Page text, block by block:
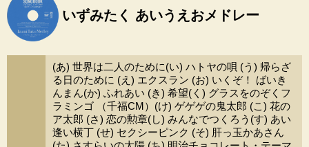
いずみたく あいうえおメドレー
(あ) 世界は二人のために(い) ハトヤの唄 (う) 帰らざ
る日のために (え) エクスラン (お) いくぞ！ ばいき
んまん(か) ふれあい (き) 希望(く) グラスをのぞくフ
ラミンゴ （千福CM）(け) ゲゲゲの鬼太郎 (こ) 花の
ア太郎 (さ) 恋の勲章(し) みんなでつくろう(す) あい
逢い横丁 (せ) セクシーピンク (そ) 肝っ玉かあさん